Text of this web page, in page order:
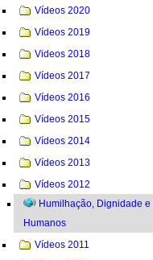
Vídeos 2020
Vídeos 2019
Videos 2018
Vídeos 2017
Vídeos 2016
Vídeos 2015
Vídeos 2014
Vídeos 2013
Vídeos 2012
Humilhação, Dignidade
Humanos
Vídeos 2011